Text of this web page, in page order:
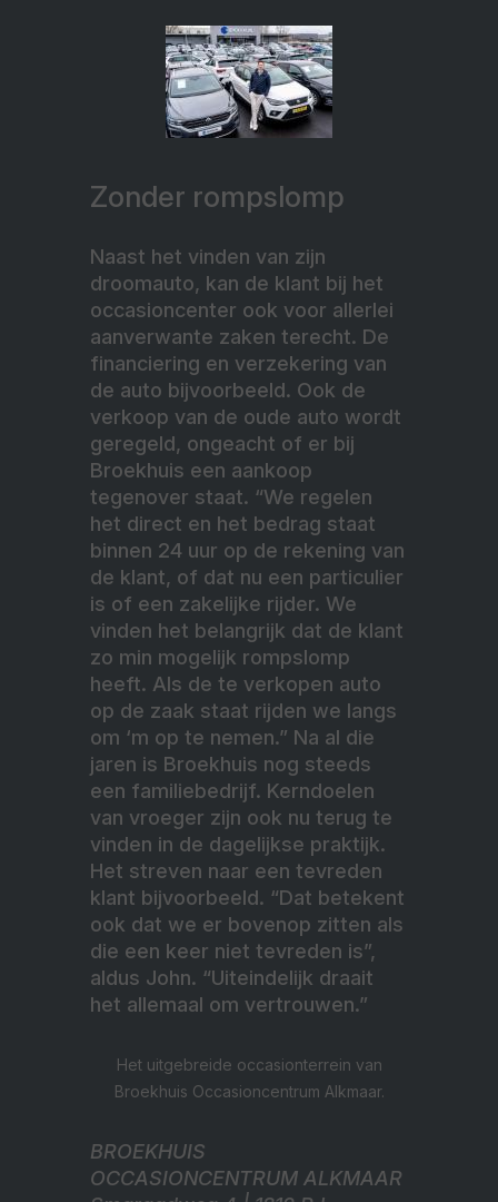
Zonder rompslomp
Naast het vinden van zijn
droomauto, kan de klant bij het
occasioncenter ook voor allerlei
aanverwante zaken terecht. De
financiering en verzekering van
de auto bijvoorbeeld. Ook de
verkoop van de oude auto wordt
geregeld, ongeacht of er bij
Broekhuis een aankoop
tegenover staat. “We regelen
het direct en het bedrag staat
binnen 24 uur op de rekening van
de klant, of dat nu een particulier
is of een zakelijke rijder. We
vinden het belangrijk dat de klant
zo min mogelijk rompslomp
heeft. Als de te verkopen auto
op de zaak staat rijden we langs
om ‘m op te nemen.” Na al die
jaren is Broekhuis nog steeds
een familiebedrijf. Kerndoelen
van vroeger zijn ook nu terug te
vinden in de dagelijkse praktijk.
Het streven naar een tevreden
klant bijvoorbeeld. “Dat betekent
ook dat we er bovenop zitten als
die een keer niet tevreden is”,
aldus John. “Uiteindelijk draait
het allemaal om vertrouwen.”
Het uitgebreide occasionterrein van
Broekhuis Occasioncentrum Alkmaar.
BROEKHUIS
OCCASIONCENTRUM ALKMAAR